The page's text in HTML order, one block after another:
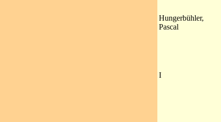
Hungerbühler,
Pascal
I